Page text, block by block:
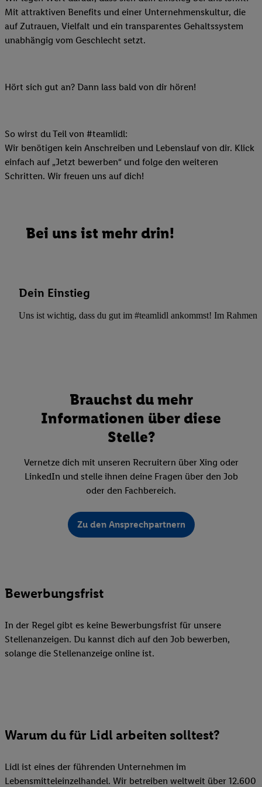
Mit attraktiven Benefits und einer Unternehmenskultur, die
auf Zutrauen, Vielfalt und ein transparentes Gehaltssystem
unabhängig vom Geschlecht setzt.
Hört sich gut an? Dann lass bald von dir hören!
So wirst du Teil von #teamlidl:
Wir benötigen kein Anschreiben und Lebenslauf von dir. Klick
einfach auf „Jetzt bewerben“ und folge den weiteren
Schritten. Wir freuen uns auf dich!
Bei uns ist mehr drin!
Dein Einstieg
Uns ist wichtig, dass du gut im #teamlidl ankommst! Im Rahmen
Brauchst du mehr
Informationen über diese
Stelle?
Vernetze dich mit unseren Recruitern über Xing oder
LinkedIn und stelle ihnen deine Fragen über den Job
oder den Fachbereich.
Zu den Ansprechpartnern
Bewerbungsfrist
In der Regel gibt es keine Bewerbungsfrist für unsere
Stellenanzeigen. Du kannst dich auf den Job bewerben,
solange die Stellenanzeige online ist.
Warum du für Lidl arbeiten solltest?
Lidl ist eines der führenden Unternehmen im
Lebensmitteleinzelhandel. Wir betreiben weltweit über 12.600